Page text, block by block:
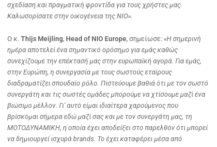
σχεδίαση και πραγματική φροντίδα για τους χρήστες μας.
Καλωσορίσατε στην οικογένεια τηςNIO».
Ο κ. Thijs Meijling, Head of NIO Europe, σημείωσε:«Η σημερινή
ημέρα αποτελεί ένα σημαντικό ορόσημο για εμάς καθώς
συνεχίζουμε την επέκτασή μας στην ευρωπαϊκή αγορά. Για εμάς,
στην Ευρώπη, η συνεργασία με τους σωστούς εταίρους
διαδραματίζει σπουδαίο ρόλο. Πιστεύουμε βαθιά ότι με τον σωστό
συνεργάτη και τις σωστές ομάδες μπορούμε να χτίσουμε μαζί ένα
βιώσιμο μέλλον. Γι’ αυτό είμαι ιδιαίτερα χαρούμενος που
βρίσκομαι σήμερα εδώ μαζί σας και με τον συνεργάτη μας, τη
ΜΟΤΟΔΥΝΑΜΙΚΗ, η οποία έχει αποδείξει στο παρελθόν ότι μπορεί
να δημιουργεί ισχυρά brands. Το έχει καταφέρει μέσα από